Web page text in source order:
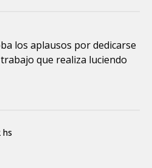
los aplausos por dedicarse
que realiza luciendo
hs